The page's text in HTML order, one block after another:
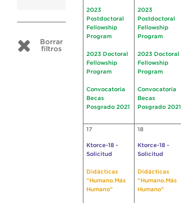
Borrar
filtros
2023
Postdoctoral
Fellowship
Program
2023 Doctoral
Fellowship
Program
Convocatoria
Becas
Posgrado 2021
2023
Postdoctoral
Fellowship
Program
2023 Doctoral
Fellowship
Program
Convocatoria
Becas
Posgrado 2021
17
Ktorce-18 -
Solicitud
Didácticas
"Humano.Más
Humano"
18
Ktorce-18 -
Solicitud
Didácticas
"Humano.Más
Humano"